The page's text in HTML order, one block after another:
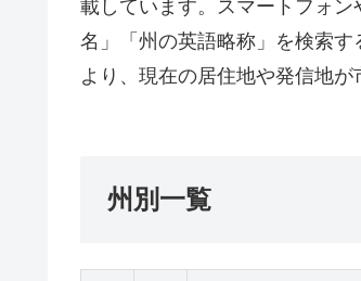
載しています。スマートフォ
名」「州の英語略称」を検索
より、現在の居住地や発信地が
州別一覧